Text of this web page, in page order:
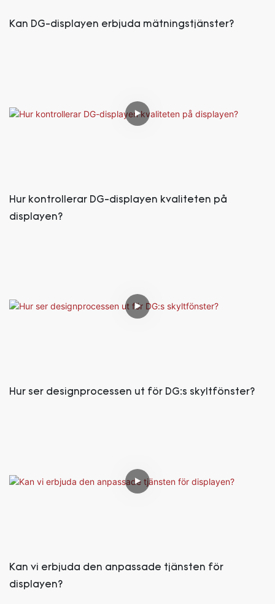
Kan DG-displayen erbjuda mätningstjänster?
Hur kontrollerar DG-displayen kvaliteten på
displayen?
Hur ser designprocessen ut för DG:s skyltfönster?
Kan vi erbjuda den anpassade tjänsten för
displayen?